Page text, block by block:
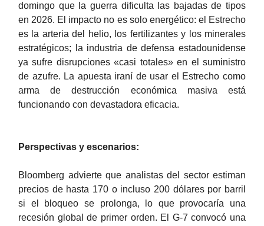
domingo que la guerra dificulta las bajadas de tipos
en 2026. El impacto no es solo energético: el Estrecho
es la arteria del helio, los fertilizantes y los minerales
estratégicos; la industria de defensa estadounidense
ya sufre disrupciones «casi totales» en el suministro
de azufre. La apuesta iraní de usar el Estrecho como
arma de destrucción económica masiva está
funcionando con devastadora eficacia.
Perspectivas y escenarios:
Bloomberg advierte que analistas del sector estiman
precios de hasta 170 o incluso 200 dólares por barril
si el bloqueo se prolonga, lo que provocaría una
recesión global de primer orden. El G-7 convocó una